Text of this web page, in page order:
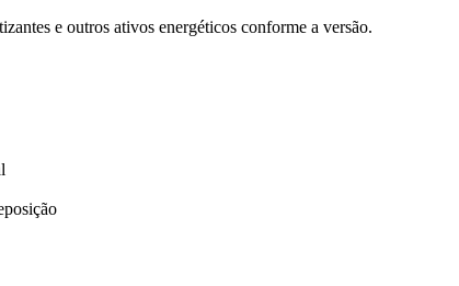
e outros ativos energéticos conforme a versão.